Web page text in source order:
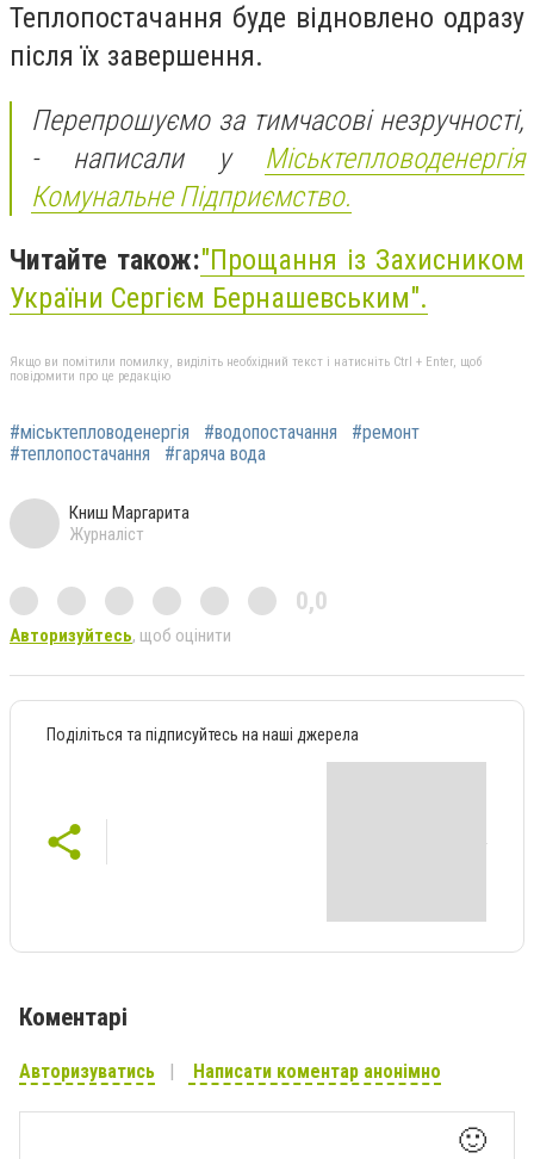
Теплопостачання буде відновлено одразу
після їх завершення.
Перепрошуємо за тимчасові незручності,
- написали у Міськтепловоденергія
Комунальне Підприємство.
Читайте також:"Прощання із Захисником
України Сергієм Бернашевським".
Якщо ви помітили помилку, виділіть необхідний текст і натисніть Ctrl + Enter, щоб
повідомити про це редакцію
#міськтепловоденергія #водопостачання
#ремонт
#теплопостачання
#гаряча вода
Книш Маргарита
Журналіст
0,0
Авторизуйтесь, щоб оцінити
Поділіться та підписуйтесь на наші джерела
Коментарі
Авторизуватись Написати коментар анонімно
🙂